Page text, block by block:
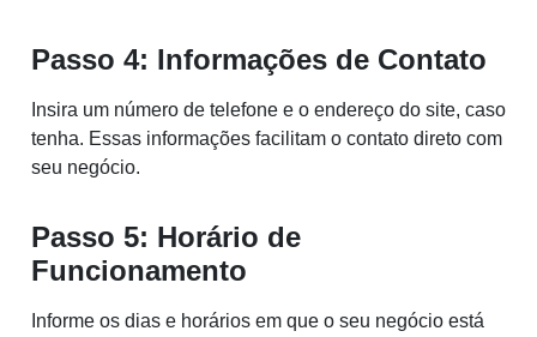
Passo 4: Informações de Contato
Insira um número de telefone e o endereço do site, caso
tenha. Essas informações facilitam o contato direto com
seu negócio.
Passo 5: Horário de
Funcionamento
Informe os dias e horários em que o seu negócio está